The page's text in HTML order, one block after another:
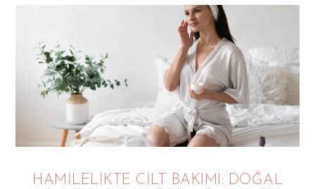
HAMILELIKTE CILT BAKIMI: DOĞAL